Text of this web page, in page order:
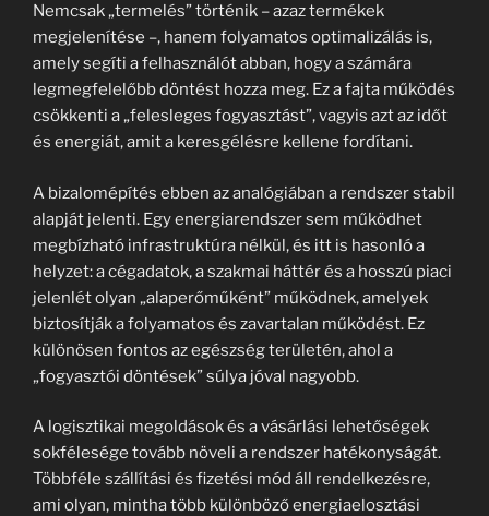
Nemcsak „termelés” történik – azaz termékek
megjelenítése –, hanem folyamatos optimalizálás is,
amely segíti a felhasználót abban, hogy a számára
legmegfelelőbb döntést hozza meg. Ez a fajta működés
csökkenti a „felesleges fogyasztást”, vagyis azt az időt
és energiát, amit a keresgélésre kellene fordítani.
A bizalomépítés ebben az analógiában a rendszer stabil
alapját jelenti. Egy energiarendszer sem működhet
megbízható infrastruktúra nélkül, és itt is hasonló a
helyzet: a cégadatok, a szakmai háttér és a hosszú piaci
jelenlét olyan „alaperőműként” működnek, amelyek
biztosítják a folyamatos és zavartalan működést. Ez
különösen fontos az egészség területén, ahol a
„fogyasztói döntések” súlya jóval nagyobb.
A logisztikai megoldások és a vásárlási lehetőségek
sokfélesége tovább növeli a rendszer hatékonyságát.
Többféle szállítási és fizetési mód áll rendelkezésre,
ami olyan, mintha több különböző energiaelosztási